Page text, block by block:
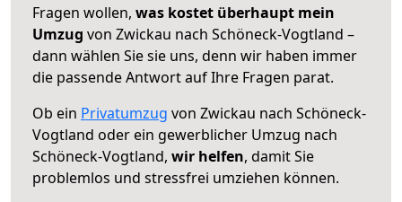
Fragen wollen, was kostet überhaupt mein
Umzug von Zwickau nach Schöneck-Vogtland –
dann wählen Sie sie uns, denn wir haben immer
die passende Antwort auf Ihre Fragen parat.
Ob ein Privatumzug von Zwickau nach Schöneck-
Vogtland oder ein gewerblicher Umzug nach
Schöneck-Vogtland, wir helfen, damit Sie
problemlos und stressfrei umziehen können.